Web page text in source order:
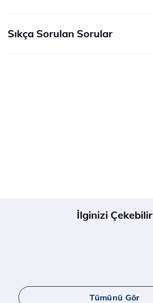
Sıkça Sorulan Sorular
İlginizi Çekebilir
Tümünü Gör